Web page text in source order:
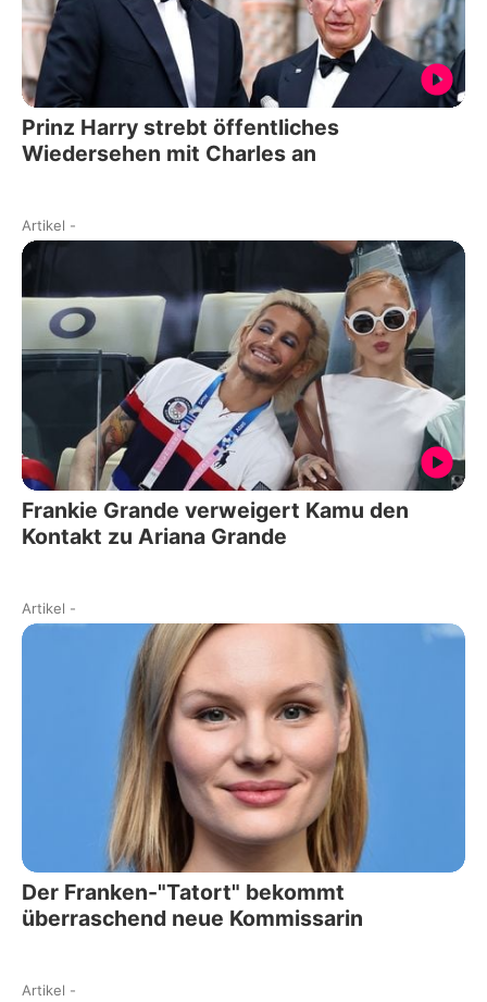
Prinz Harry strebt öffentliches
Wiedersehen mit Charles an
Artikel -
Frankie Grande verweigert Kamu den
Kontakt zu Ariana Grande
Artikel -
Der Franken-"Tatort" bekommt
überraschend neue Kommissarin
Artikel -